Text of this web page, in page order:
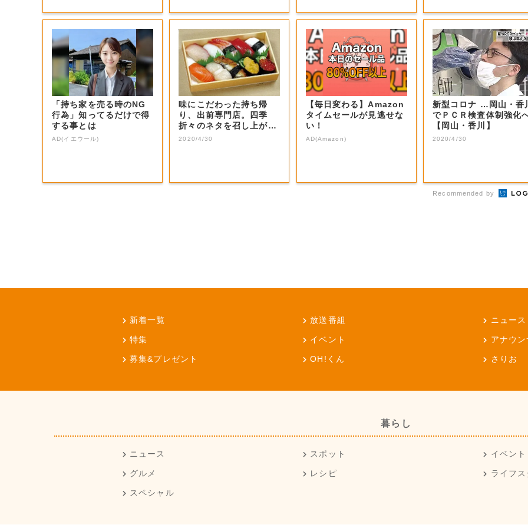
「持ち家を売る時のNG
行為」知ってるだけで得
する事とは
AD(イエウール)
味にこだわった持ち帰
り、出前専門店。四季
折々のネタを召し上が
れ。
2020/4/30
【毎日変わる】Amazon
タイムセールが見逃せな
い！
AD(Amazon)
新型コロナ …岡山・香
でＰＣＲ検査体制強化
【岡山・香川】
2020/4/30
Recommended by
新着一覧 放送番組 ニュース
特集 イベント アナウ
募集&プレゼント OH!くん さりお
暮らし
ニュース スポット イベント
グルメ レシピ ライフ
スペシャル